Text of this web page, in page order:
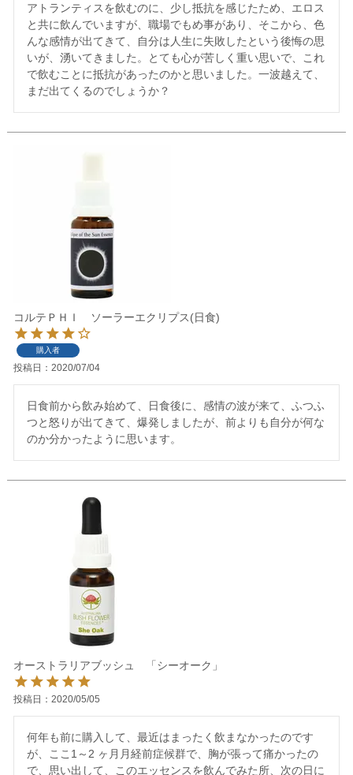
アトランティスを飲むのに、少し抵抗を感じたため、エロス
と共に飲んでいますが、職場でもめ事があり、そこから、色
んな感情が出てきて、自分は人生に失敗したという後悔の思
いが、湧いてきました。とても心が苦しく重い思いで、これ
で飲むことに抵抗があったのかと思いました。一波越えて、
まだ出てくるのでしょうか？
コルテＰＨＩ ソーラーエクリプス(日食)
購入者
投稿日 2020/07/04
日食前から飲み始めて、日食後に、感情の波が来て、ふつふ
つと怒りが出てきて、爆発しましたが、前よりも自分が何な
のか分かったように思います。
オーストラリアブッシュ 「シーオーク」
投稿日 2020/05/05
何年も前に購入して、最近はまったく飲まなかったのです
が、ここ1～2 ヶ月月経前症候群で、胸が張って痛かったの
で、思い出して、このエッセンスを飲んでみた所、次の日に